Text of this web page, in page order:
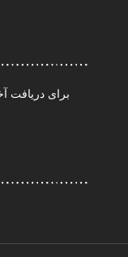
برای دریافت